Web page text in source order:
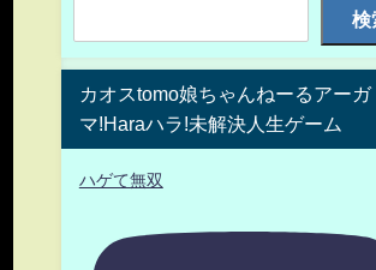
検
カオスtomo娘ちゃんねーるアーガ
マ!Haraハラ!未解決人生ゲーム
ハゲて無双